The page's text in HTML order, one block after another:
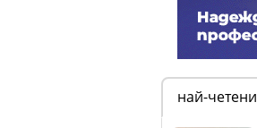
най-четени